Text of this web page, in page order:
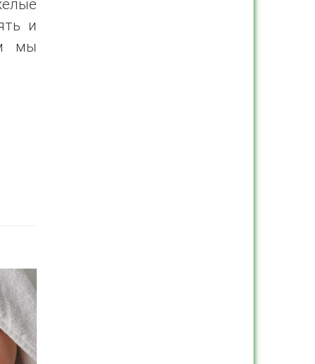
и
мы